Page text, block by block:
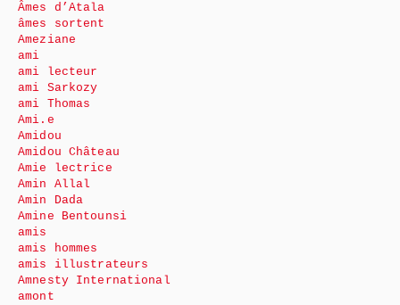
Âmes d’Atala
âmes sortent
Ameziane
ami
ami lecteur
ami Sarkozy
ami Thomas
Ami.e
Amidou
Amidou Château
Amie lectrice
Amin Allal
Amin Dada
Amine Bentounsi
amis
amis hommes
amis illustrateurs
Amnesty International
amont